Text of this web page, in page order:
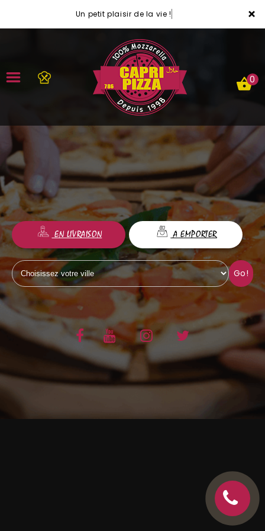
×
Un petit plaisir de la vie !
ACCUEIL
LA CARTE
VOTRE COMPTE
NOTRE RESTAURANT
VOS AVIS
MENTIONS LÉGALES
C.G.V
0
EN LIVRAISON A EMPORTER
Go!